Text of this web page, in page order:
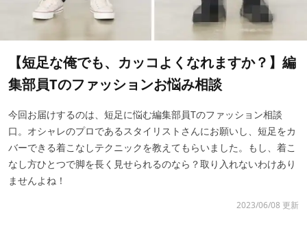
【短足な俺でも、カッコよくなれますか？】編
集部員Tのファッションお悩み相談
今回お届けするのは、短足に悩む編集部員Tのファッション相談
口。オシャレのプロであるスタイリストさんにお願いし、短足をカ
バーできる着こなしテクニックを教えてもらいました。もし、着こ
なし方ひとつで脚を長く見せられるのなら？取り入れないわけあり
ませんよね！
2023/06/08 更新